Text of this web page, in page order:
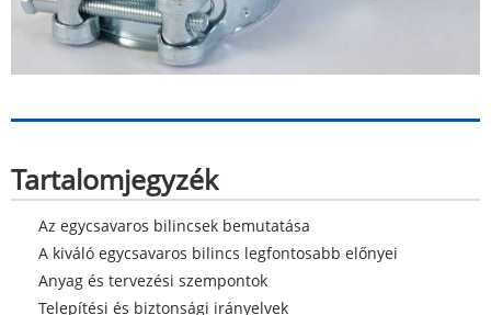
Tartalomjegyzék
Az egycsavaros bilincsek bemutatása
A kiváló egycsavaros bilincs legfontosabb előnyei
Anyag és tervezési szempontok
Telepítési és biztonsági irányelvek